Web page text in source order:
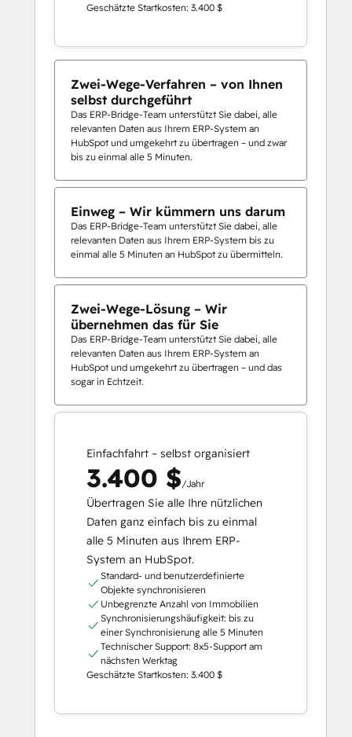
Geschätzte Startkosten: 3.400 $
Zwei-Wege-Verfahren – von Ihnen
selbst durchgeführt
Das ERP-Bridge-Team unterstützt Sie dabei, alle
relevanten Daten aus Ihrem ERP-System an
HubSpot und umgekehrt zu übertragen – und zwar
bis zu einmal alle 5 Minuten.
Einweg – Wir kümmern uns darum
Das ERP-Bridge-Team unterstützt Sie dabei, alle
relevanten Daten aus Ihrem ERP-System bis zu
einmal alle 5 Minuten an HubSpot zu übermitteln.
Zwei-Wege-Lösung – Wir
übernehmen das für Sie
Das ERP-Bridge-Team unterstützt Sie dabei, alle
relevanten Daten aus Ihrem ERP-System an
HubSpot und umgekehrt zu übertragen – und das
sogar in Echtzeit.
Einfachfahrt – selbst organisiert
3.400 $/Jahr
Übertragen Sie alle Ihre nützlichen
Daten ganz einfach bis zu einmal
alle 5 Minuten aus Ihrem ERP-
System an HubSpot.
Standard- und benutzerdefinierte
Objekte synchronisieren
Unbegrenzte Anzahl von Immobilien
Synchronisierungshäufigkeit: bis zu
einer Synchronisierung alle 5 Minuten
Technischer Support: 8x5-Support am
nächsten Werktag
Geschätzte Startkosten: 3.400 $